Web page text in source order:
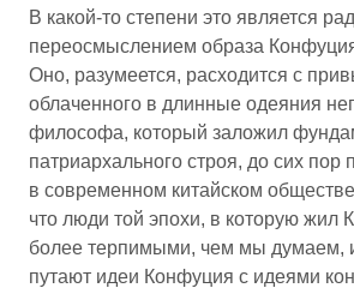
В какой-то степени это является
переосмыслением образа
Оно, разумеется, расходится с
облаченного в длинные одеяния
философа, который заложил
патриархального строя, до сих
в современном китайском
что люди той эпохи, в которую жил
более терпимыми, чем мы думаем,
путают идеи Конфуция с идеями